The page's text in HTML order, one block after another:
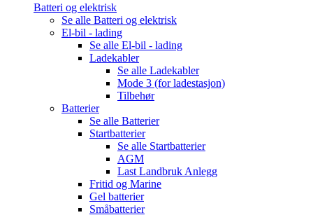
Batteri og elektrisk
Se alle Batteri og elektrisk
El-bil - lading
Se alle El-bil - lading
Ladekabler
Se alle Ladekabler
Mode 3 (for ladestasjon)
Tilbehør
Batterier
Se alle Batterier
Startbatterier
Se alle Startbatterier
AGM
Last Landbruk Anlegg
Fritid og Marine
Gel batterier
Småbatterier